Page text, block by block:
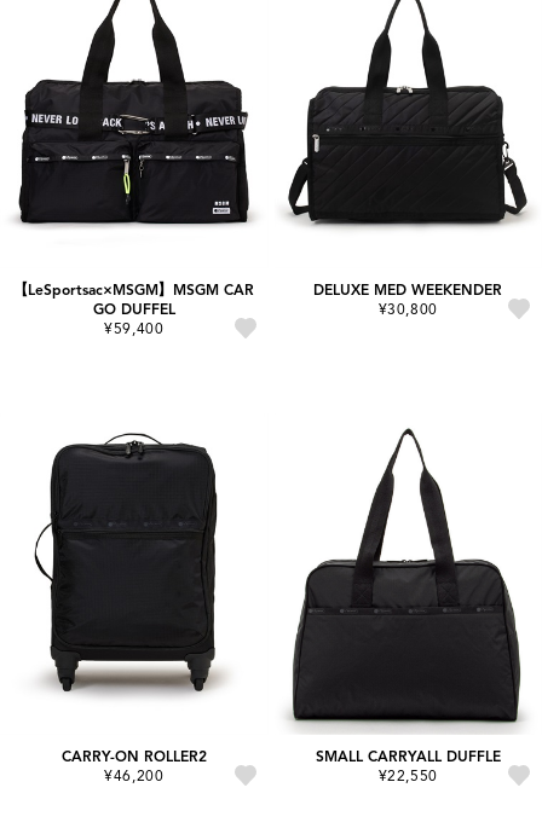
【LeSportsac×MSGM】MSGM CAR
GO DUFFEL
¥59,400
DELUXE MED WEEKENDER
¥30,800
CARRY-ON ROLLER2
¥46,200
SMALL CARRYALL DUFFLE
¥22,550